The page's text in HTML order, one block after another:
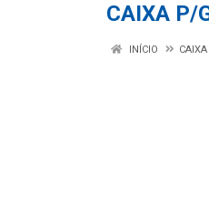
CAIXA P/
INÍCIO